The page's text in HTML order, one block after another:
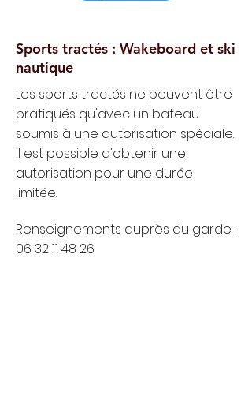
Sports tractés : Wakeboard et ski
nautique
Les sports tractés ne peuvent être
pratiqués qu'avec un bateau
soumis à une autorisation spéciale.
Il est possible d'obtenir une
autorisation pour une durée
limitée.
Renseignements auprès du garde :
06 32 11 48 26